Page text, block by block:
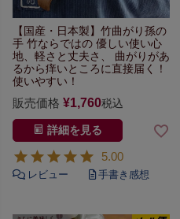
【国産・日本製】竹曲がり孫の
手 竹ならではの 優しい使い心
地、軽さと丈夫さ、
曲がりがあ
るから痒いところに直接届く！
使いやすい！
販売価格 ¥1,760税込
詳細を見る
5.00